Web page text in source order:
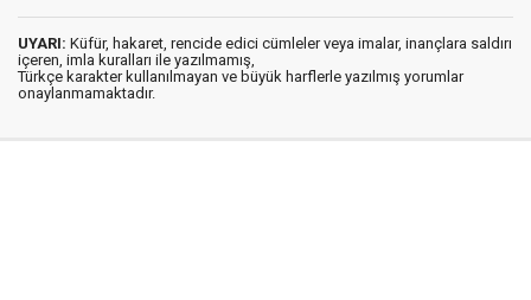
UYARI: Küfür, hakaret, rencide edici cümleler veya imalar, inançlara saldırı
içeren, imla kuralları ile yazılmamış,
Türkçe karakter kullanılmayan ve büyük harflerle yazılmış yorumlar
onaylanmamaktadır.